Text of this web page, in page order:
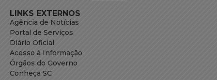
LINKS EXTERNOS
Agência de Notícias
Portal de Serviços
Diário Oficial
Acesso à Informação
Órgãos do Governo
Conheça SC